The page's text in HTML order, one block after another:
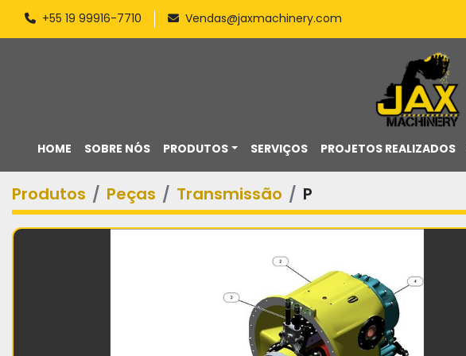
+55 19 99916-7710 Vendas@jaxmachinery.com
HOME PRODUTOS
SOBRE NÓS SERVIÇOS PROJETOS REALIZADOS
Produtos Peças Transmissão P